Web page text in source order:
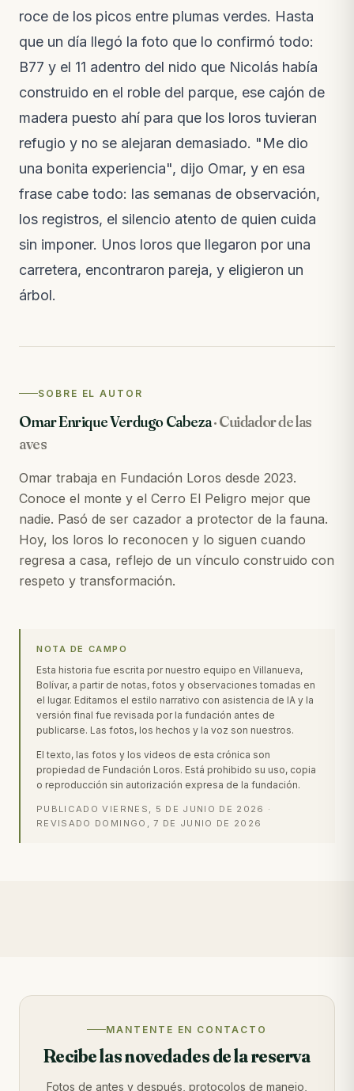
roce de los picos entre plumas verdes. Hasta
que un día llegó la foto que lo confirmó todo:
B77 y el 11 adentro del nido que Nicolás había
construido en el roble del parque, ese cajón de
madera puesto ahí para que los loros tuvieran
refugio y no se alejaran demasiado. "Me dio
una bonita experiencia", dijo Omar, y en esa
frase cabe todo: las semanas de observación,
los registros, el silencio atento de quien cuida
sin imponer. Unos loros que llegaron por una
carretera, encontraron pareja, y eligieron un
árbol.
SOBRE EL AUTOR
Omar Enrique Verdugo Cabeza·Cuidador de las
aves
Omar trabaja en Fundación Loros desde 2023.
Conoce el monte y el Cerro El Peligro mejor que
nadie. Pasó de ser cazador a protector de la fauna.
Hoy, los loros lo reconocen y lo siguen cuando
regresa a casa, reflejo de un vínculo construido con
respeto y transformación.
NOTA DE CAMPO
Esta historia fue escrita por nuestro equipo en Villanueva,
Bolívar, a partir de notas, fotos y observaciones tomadas en
el lugar. Editamos el estilo narrativo con asistencia de IA y la
versión final fue revisada por la fundación antes de
publicarse. Las fotos, los hechos y la voz son nuestros.
El texto, las fotos y los videos de esta crónica son
propiedad de Fundación Loros. Está prohibido su uso, copia
o reproducción sin autorización expresa de la fundación.
PUBLICADO VIERNES, 5 DE JUNIO DE 2026 ·
REVISADO DOMINGO, 7 DE JUNIO DE 2026
MANTENTE EN CONTACTO
Recibe las novedades de la reserva
Fotos de antes y después, protocolos de manejo,